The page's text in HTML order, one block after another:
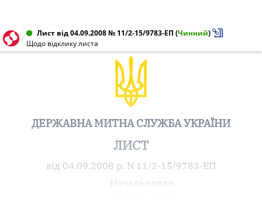
Лист від 04.09.2008 № 11/2-15/9783-ЕП (Чинний)
Щодо відклику листа
ДЕРЖАВНА МИТНА СЛУЖБА УКРАЇНИ
ЛИСТ
від 04.09.2008 р. N 11/2-15/9783-ЕП
Начальникам